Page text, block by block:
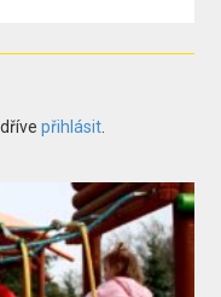
přihlásit